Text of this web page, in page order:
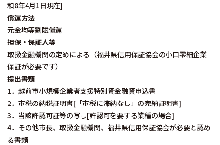
和8年4月1日現在]
償還方法
元金均等割賦償還
担保・保証人等
取扱金融機関の定めによる（福井県信用保証協会の小口零細企業
保証が必要です）
提出書類
1．越前市小規模企業者支援特別資金融資申込書
2．市税の納税証明書[「市税に滞納なし」の完納証明書]
3．当該許認可証等の写し[許認可を要する業種の場合]
4．その他市長、取扱金融機関、福井県信用保証協会が必要と認め
る書類